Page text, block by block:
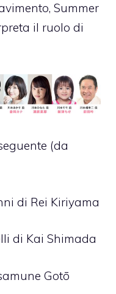
Summer
il ruolo di
(da
di Rei Kiriyama
di Kai Shimada
Gotō